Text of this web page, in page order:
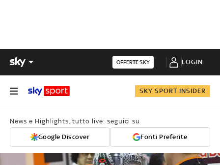
OFFERTE SKY LOGIN
SKY SPORT INSIDER
News e Highlights, tutto live: seguici su
Google Discover Fonti Preferite